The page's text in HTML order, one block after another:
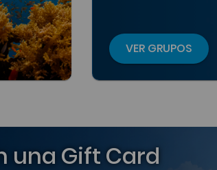
VER GRUPOS
una Gift Card